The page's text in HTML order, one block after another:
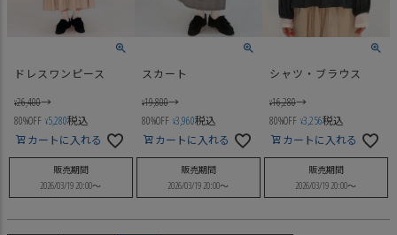
ドレスワンピース
¥26,400→
80%OFF ¥5,280税込
カートに入れる
販売期間
2026/03/19 20:00〜
スカート
¥19,800→
80%OFF ¥3,960税込
カートに入れる
販売期間
2026/03/19 20:00〜
シャツ・ブラウス
¥16,280→
80%OFF ¥3,256税込
カートに入れる
販売期間
2026/03/19 20:00〜